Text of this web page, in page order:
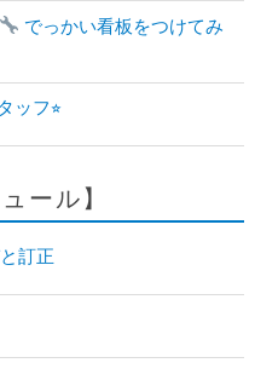
でっかい看板をつけてみ
ッフ⭐︎
ール】
訂正